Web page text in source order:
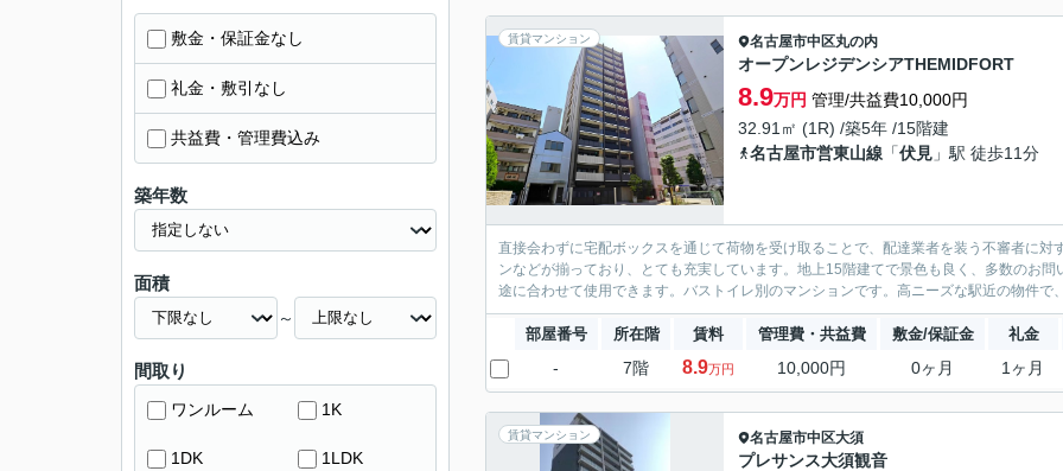
賃貸マンション 名古屋市中区丸の内
オープンレジデンシアTHEMIDFORT
8.9万円 管理/共益費10,000円
32.91㎡ (1R) /築5年 /15階建
名古屋市営東山線 「伏見 」駅 徒歩11分
直接会わずに宅配ボックスを通じて荷物を受け取ることで、配達業者を装う不審者に
ンなどが揃っており、とても充実しています。地上15階建てで景色も良く、多数のお
途に合わせて使用できます。バストイレ別のマンションです。高ニーズな駅近の物件
部屋番号 所在階 賃料 管理費・共益費 敷金/保証金 礼金
- 7階 8.9万円 10,000円 0ヶ月 1ヶ月
賃貸マンション 名古屋市中区大須
プレサンス大須観音
敷金・保証金なし
礼金・敷引なし
共益費・管理費込み
築年数
面積
～
間取り
ワンルーム 1K
1DK 1LDK